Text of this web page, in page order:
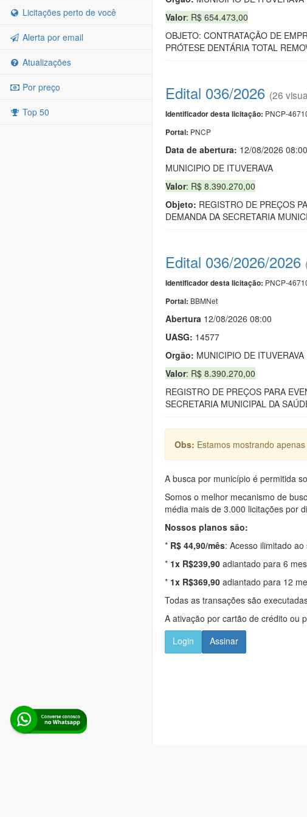
Licitações perto de você
Alerta por email
Atualizações
Por preço
Top 50
Valor: R$ 654.473,00
OBJETO: CONTRATAÇÃO DE
PRÓTESE DENTÁRIA TOTAL
Edital 036/2026 (26
Identificador desta licitação: PNCP-
Portal: PNCP
Data de abertura: 12/08/2026 08:00
MUNICIPIO DE ITUVERAVA
Valor: R$ 8.390.270,00
Objeto: REGISTRO DE PREÇOS
DEMANDA DA SECRETARIA
Edital 036/2026/2026
Identificador desta licitação: PNCP-
Portal: BBMNet
Abertura 12/08/2026 08:00
UASG: 14577
Orgão: MUNICIPIO DE ITUVERAVA
Valor: R$ 8.390.270,00
REGISTRO DE PREÇOS PARA
SECRETARIA MUNICIPAL DA
Obs: Estamos mostrando
A busca por município é permitida
Somos o melhor mecanismo de
média mais de 3.000 licitações por
Nossos planos são:
* R$ 44,90/mês: Acesso ilimitado
* 1x R$239,90 adiantado para 6
* 1x R$369,90 adiantado para 12
Todas as transações são
A ativação por cartão de crédito ou
Login
Assinar